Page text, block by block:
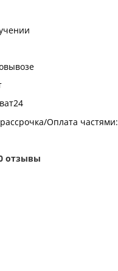
Оплата частями:
отзывы